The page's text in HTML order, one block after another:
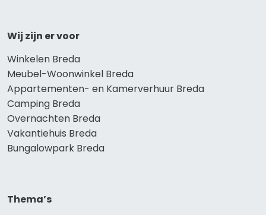
Wij zijn er voor
Winkelen Breda
Meubel-Woonwinkel Breda
Appartementen- en Kamerverhuur Breda
Camping Breda
Overnachten Breda
Vakantiehuis Breda
Bungalowpark Breda
Thema’s